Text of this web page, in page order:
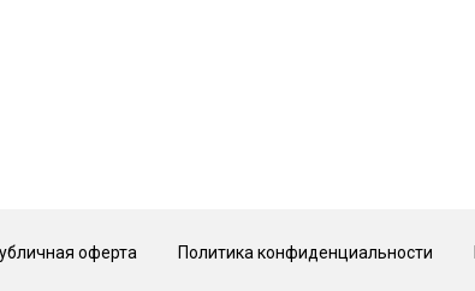
оферта Политика конфиденциальности